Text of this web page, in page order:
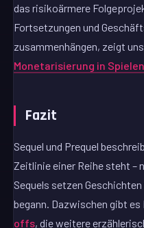
das risikoärmere
Fortsetzungen und
zusammenhängen, zeigt
Monetarisierung in Spielen
Fazit
Sequel und Prequel
Zeitlinie einer Reihe steht –
Sequels setzen
begann. Dazwischen gibt es
offs, die weitere